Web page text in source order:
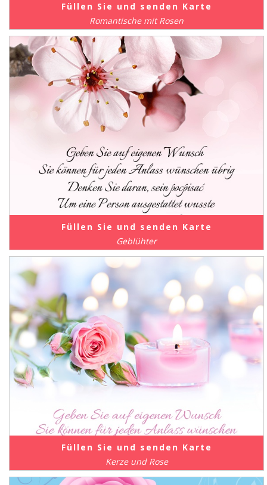
Füllen Sie und senden Karte
Romantische mit Rosen
Füllen Sie und senden Karte
Geblühter
Füllen Sie und senden Karte
Kerze und Rose